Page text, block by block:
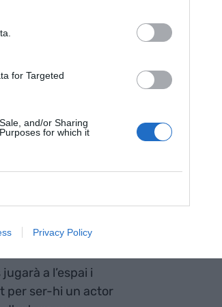
for Targeted
and/or Sharing
for which it
Privacy Policy
de
Economy
Durant dos
de recerca tant
de
de com construir
a l’espai i
per ser-hi un actor